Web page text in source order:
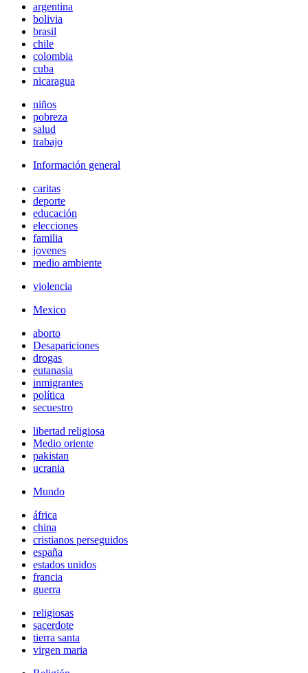
argentina
bolivia
brasil
chile
colombia
cuba
nicaragua
niños
pobreza
salud
trabajo
Información general
caritas
deporte
educación
elecciones
familia
jovenes
medio ambiente
violencia
Mexico
aborto
Desapariciones
drogas
eutanasia
inmigrantes
política
secuestro
libertad religiosa
Medio oriente
pakistan
ucrania
Mundo
áfrica
china
cristianos perseguidos
españa
estados unidos
francia
guerra
religiosas
sacerdote
tierra santa
virgen maria